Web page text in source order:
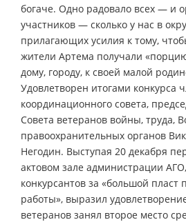
богаче. Одно радовало всех — и
участников — сколько у нас в
прилагающих усилия к тому,
жители Артема получали
дому, городу, к своей малой
Удовлетворен итогами конкурса
координационного совета,
Совета ветеранов войны, труда,
правоохранительных органов
Негодин. Выступая 20 декабря
актовом зале администрации
конкурсантов за «большой пласт
работы», выразил
ветеранов занял второе место